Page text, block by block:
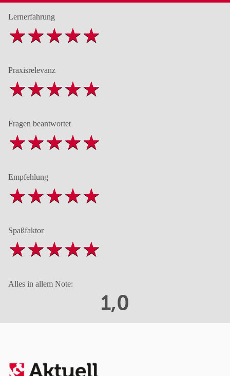
Lernerfahrung
Praxisrelevanz
Fragen beantwortet
Empfehlung
Spaßfaktor
Alles in allem Note:
1,0